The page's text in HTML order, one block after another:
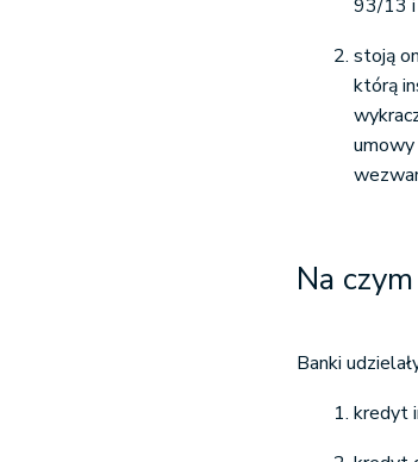
93/13 i
stoją
którą
Na
Banki
kredyt